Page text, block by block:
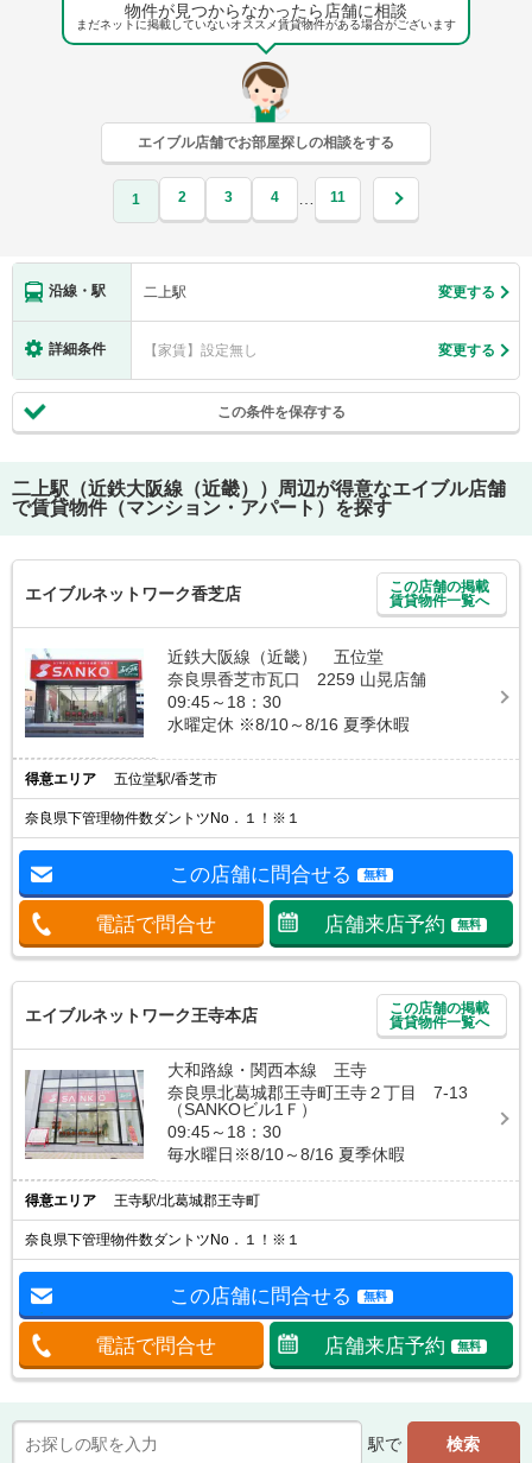
物件が見つからなかったら店舗に相談
まだネットに掲載していないオススメ賃貸物件がある場合がございます
エイブル店舗でお部屋探しの相談をする
1 2 3 4 … 11
沿線・駅 二上駅 変更する
詳細条件 【家賃】設定無し 変更する
この条件を保存する
二上駅（近鉄大阪線（近畿））
周辺が得意なエイブル店舗
で賃貸物件（マンション・アパート）を探す
エイブルネットワーク香芝店
この店舗の掲載
賃貸物件一覧へ
近鉄大阪線（近畿） 五位堂
奈良県香芝市瓦口 2259 山晃店舗
09:45～18：30
水曜定休 ※8/10～8/16 夏季休暇
得意エリア 五位堂駅/香芝市
奈良県下管理物件数ダントツNo．１！※１
この店舗に問合せる 無料
電話で問合せ 店舗来店予約 無料
エイブルネットワーク王寺本店
この店舗の掲載
賃貸物件一覧へ
大和路線・関西本線 王寺
奈良県北葛城郡王寺町王寺２丁目 7-13
（SANKOビル1Ｆ）
09:45～18：30
毎水曜日※8/10～8/16 夏季休暇
得意エリア 王寺駅/北葛城郡王寺町
奈良県下管理物件数ダントツNo．１！※１
この店舗に問合せる 無料
電話で問合せ 店舗来店予約 無料
駅で